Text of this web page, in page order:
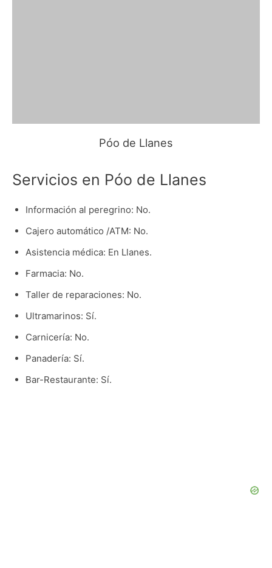
Póo de Llanes
Servicios en Póo de Llanes
Información al peregrino: No.
Cajero automático /ATM: No.
Asistencia médica: En Llanes.
Farmacia: No.
Taller de reparaciones: No.
Ultramarinos: Sí.
Carnicería: No.
Panadería: Sí.
Bar-Restaurante: Sí.